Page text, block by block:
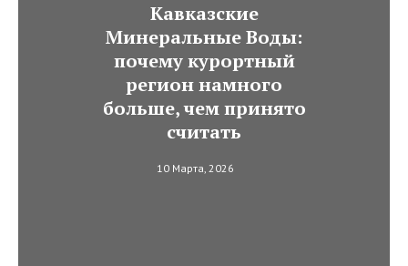
Кавказские
Минеральные Воды:
почему курортный
регион намного
больше, чем принято
считать
10 Марта, 2026